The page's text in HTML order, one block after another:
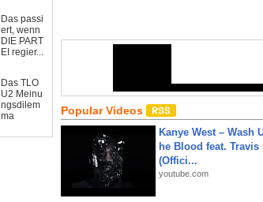
Das passi
ert, wenn
DIE PART
EI regier...
Das TLO
U2 Meinu
ngsdilem
ma
Popular Videos
Kanye West – Wash
he Blood feat. Travis
(Offici...
youtube.com